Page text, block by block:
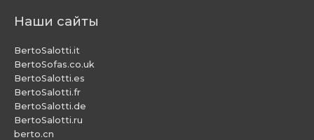
Наши сайты
BertoSalotti.it
BertoSofas.co.uk
BertoSalotti.es
BertoSalotti.fr
BertoSalotti.de
BertoSalotti.ru
berto.cn